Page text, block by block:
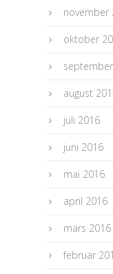
november
oktober
august
juli 2016
juni 2016
mai 2016
april 2016
mars 2016
februar